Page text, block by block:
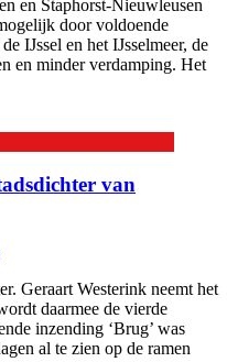
en Staphorst-Nieuwleusen
door voldoende
IJssel en het IJsselmeer, de
en minder verdamping. Het
van
Geraart Westerink neemt het
daarmee de vierde
inzending ‘Brug’ was
al te zien op de ramen